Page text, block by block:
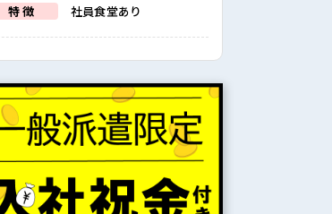
特 徴 社員食堂あり